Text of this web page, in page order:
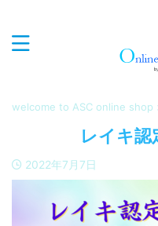
welcome to ASC online shop
レイキ認
2022年7月7日